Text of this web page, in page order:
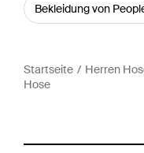
Bekleidung von
Startseite Herren
Hose